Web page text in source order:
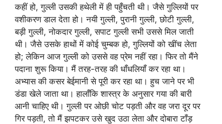
कहीं हो, गुल्ली उसकी हथेली में ही पहुँचती थी। जैसे गुल्लियों पर
वशीकरण डाल देता हो। नयी गुल्ली, पुरानी गुल्ली, छोटी गुल्ली,
बड़ी गुल्ली, नोकदार गुल्ली, सपाट गुल्ली सभी उससे मिल जाती
थी। जैसे उसके हाथों में कोई चुम्बक हो, गुल्लियों को खींच लेता
हो; लेकिन आज गुल्ली को उससे वह प्रेम नहीं रहा। फिर तो मैंने
पदाना शुरू किया। मैं तरह-तरह की धाँधलियाँ कर रहा था।
अभ्यास की कसर बेईमानी से पूरी कर रहा था। हुच जाने पर भी
डंडा खेले जाता था। हालाँकि शास्त्र के अनुसार गया की बारी
आनी चाहिए थी। गुल्ली पर ओछी चोट पड़ती और वह जरा दूर पर
गिर पड़ती, तो मैं झपटकर उसे खुद उठा लेता और दोबारा टाँड़